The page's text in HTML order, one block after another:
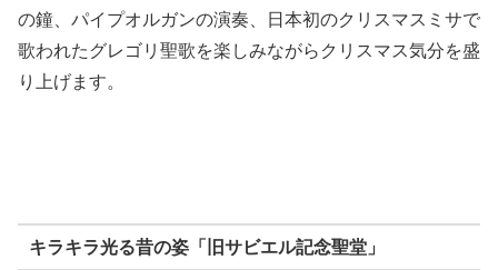
の鐘、パイプオルガンの演奏、日本初のクリスマスミサで
歌われたグレゴリ聖歌を楽しみながらクリスマス気分を盛
り上げます。
キラキラ光る昔の姿「旧サビエル記念聖堂」